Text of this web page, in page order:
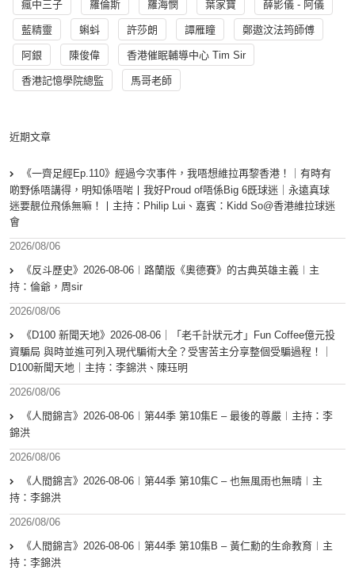
瘋中三子 羅倫斯 羅海憫 葉家寶 薛影儀 - 阿儀
藍精靈 蝌蚪 許莎朗 譚雁瞳 鄭遨汶法筠師傅
阿銀 陳俊偉 香港催眠輔導中心 Tim Sir
香港記憶學院總監 馬哥老師
近期文章
《一齊足經Ep.110》經過今次事件，我唔想維拉再黎香港！｜有時有
啲野係唔講得，明知係唔啱丨我好Proud of唔係Big 6既球迷｜永遠真球
迷要靚位飛係無嘛！丨主持：Philip Lui、嘉賓：Kidd So@香港維拉球迷
會
2026/08/06
《反斗歷史》2026-08-06︱路蘭版《奧德賽》的古典英雄主義︱主
持：倫爺，周sir
2026/08/06
《D100 新聞天地》2026-08-06｜「老千計狀元才」Fun Coffee億元投
資騙局 與時並進可列入現代騙術大全？受害苦主分享整個受騙過程！｜
D100新聞天地｜主持：李錦洪、陳珏明
2026/08/06
《人間錦言》2026-08-06︱第44季 第10集E – 最後的尊嚴︱主持：李
錦洪
2026/08/06
《人間錦言》2026-08-06︱第44季 第10集C – 也無風雨也無晴︱主
持：李錦洪
2026/08/06
《人間錦言》2026-08-06︱第44季 第10集B – 黃仁勳的生命教育︱主
持：李錦洪